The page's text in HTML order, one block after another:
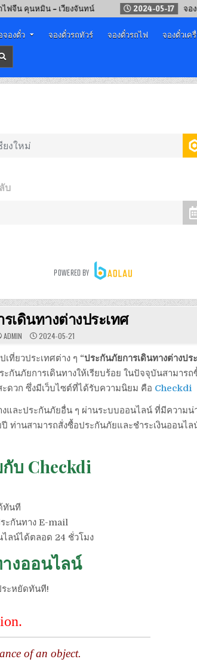
นหมิน – เวียงจันทน์ 2024-05-17 จองตั๋วรถไ
องตั๋ว จองตั๋วรถทัวร์ จองตั๋วรถไฟ จองตั๋วเค
เดินทางต่างประเทศ
ADMIN 2024-05-21
เที่ยวประเทศต่าง ๆ “ประกันภัยการเดินทางต่างปร
กันภัยการเดินทางให้เรียบร้อย ในปัจจุบันสามาร
ะดวก ซึ่งมีเว็บไซต์ที่ได้รับความนิยม คือ Checkdi
งและประกันภัยอื่น ๆ ผ่านระบบออนไลน์ ที่มีความน่
ท่านสามารถสั่งซื้อประกันภัยและชำระเงินออนไล
บ Checkdi
ทันที
ะกันทาง E-mail
ลน์ได้ตลอด 24 ชั่วโมง
งออนไลน์
ระหยัดทันที!